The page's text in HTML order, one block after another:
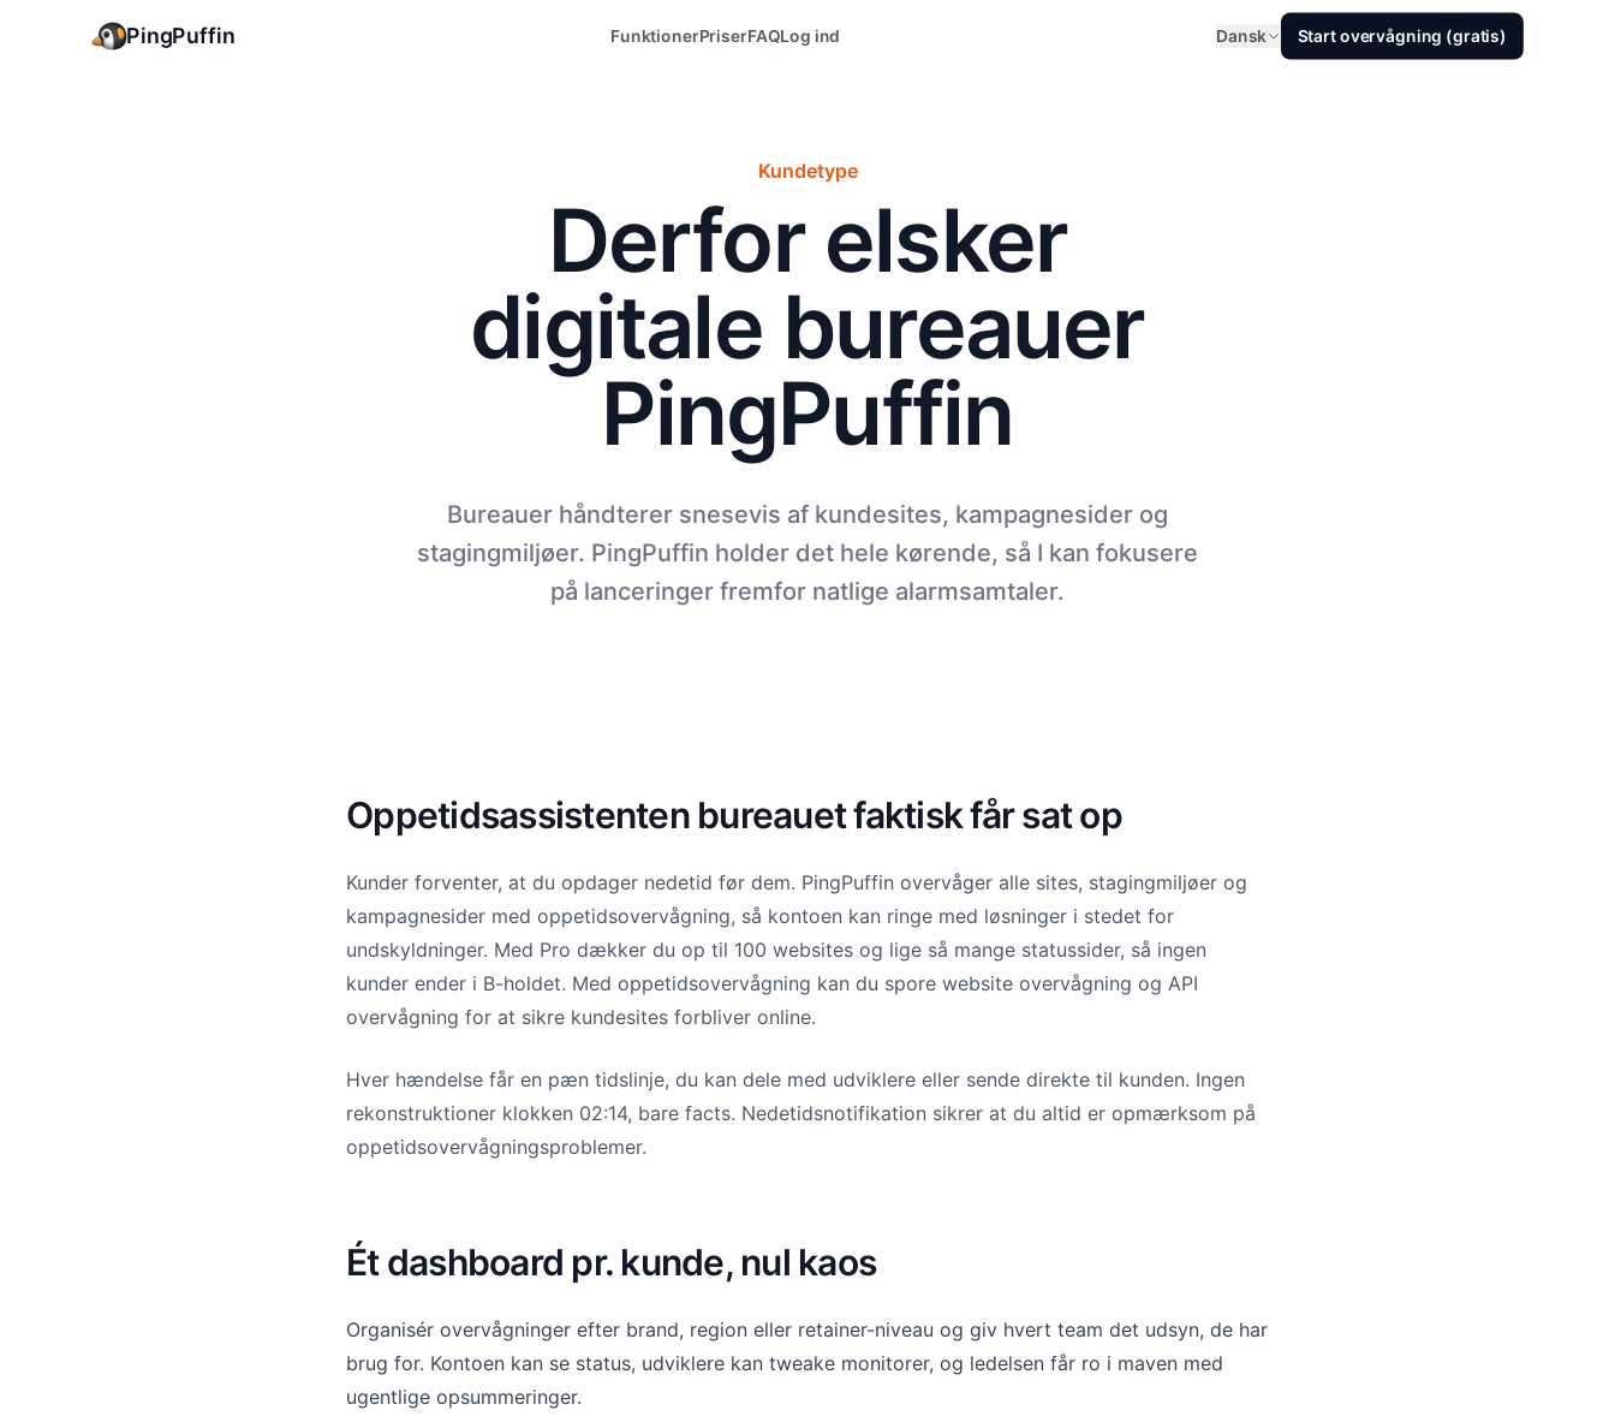
PingPuffin FunktionerPriserFAQLog ind Dansk Start overvågning (gratis)
Kundetype
Derfor elsker
digitale bureauer
PingPuffin
Bureauer håndterer snesevis af kundesites, kampagnesider og
stagingmiljøer. PingPuffin holder det hele kørende, så I kan fokusere
på lanceringer fremfor natlige alarmsamtaler.
Oppetidsassistenten bureauet faktisk får sat op
Kunder forventer, at du opdager nedetid før dem. PingPuffin overvåger alle sites, stagingmiljøer og
kampagnesider med oppetidsovervågning, så kontoen kan ringe med løsninger i stedet for
undskyldninger. Med Pro dækker du op til 100 websites og lige så mange statussider, så ingen
kunder ender i B-holdet. Med oppetidsovervågning kan du spore website overvågning og API
overvågning for at sikre kundesites forbliver online.
Hver hændelse får en pæn tidslinje, du kan dele med udviklere eller sende direkte til kunden. Ingen
rekonstruktioner klokken 02:14, bare facts. Nedetidsnotifikation sikrer at du altid er opmærksom på
oppetidsovervågningsproblemer.
Ét dashboard pr. kunde, nul kaos
Organisér overvågninger efter brand, region eller retainer-niveau og giv hvert team det udsyn, de har
brug for. Kontoen kan se status, udviklere kan tweake monitorer, og ledelsen får ro i maven med
ugentlige opsummeringer.